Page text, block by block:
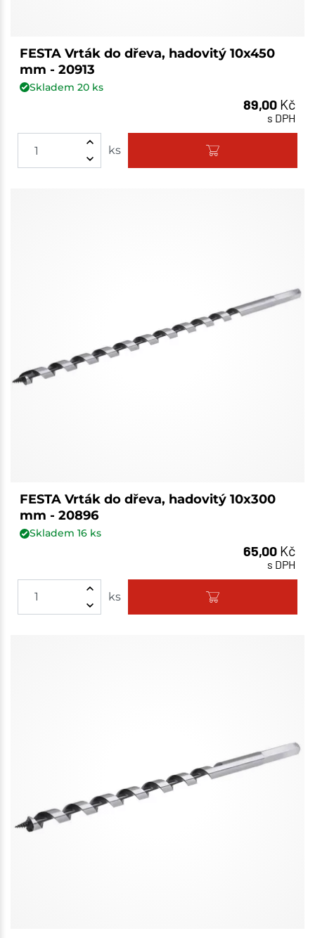
FESTA Vrták do dřeva, hadovitý 10x450
mm - 20913
Skladem 20ks
89,00 Kč
s DPH
ks
FESTA Vrták do dřeva, hadovitý 10x300
mm - 20896
Skladem 16ks
65,00 Kč
s DPH
ks